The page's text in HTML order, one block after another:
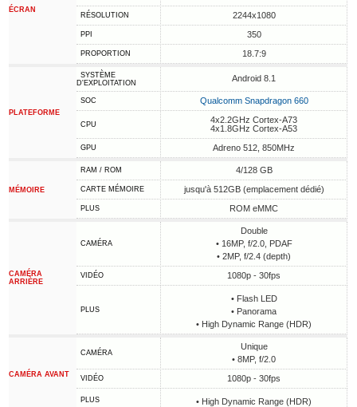
ÉCRAN
RÉSOLUTION 2244x1080
PPI 350
PROPORTION 18.7:9
PLATEFORME
SYSTÈME
D'EXPLOITATION
Android 8.1
SOC Qualcomm Snapdragon 660
CPU
4x2.2GHz Cortex-A73
4x1.8GHz Cortex-A53
GPU Adreno 512, 850MHz
MÉMOIRE
RAM / ROM 4/128 GB
CARTE MÉMOIRE jusqu'à 512GB (emplacement dédié)
PLUS ROM eMMC
CAMÉRA
ARRIÈRE
CAMÉRA
Double
• 16MP, f/2.0, PDAF
• 2MP, f/2.4 (depth)
VIDÉO 1080p - 30fps
PLUS
• Flash LED
• Panorama
• High Dynamic Range (HDR)
CAMÉRA AVANT
CAMÉRA
Unique
• 8MP, f/2.0
VIDÉO 1080p - 30fps
PLUS • High Dynamic Range (HDR)